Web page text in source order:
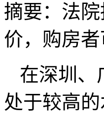
摘要： 法
价，购房
在深圳、
处于较高